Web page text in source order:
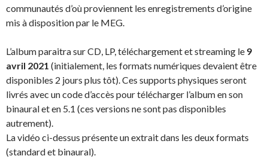
communautés d’où proviennent les enregistrements d’origine
mis à disposition par le MEG.
L’album paraitra sur CD, LP, téléchargement et streaming le 9
avril 2021 (initialement, les formats numériques devaient être
disponibles 2 jours plus tôt). Ces supports physiques seront
livrés avec un code d’accès pour télécharger l’album en son
binaural et en 5.1 (ces versions ne sont pas disponibles
autrement).
La vidéo ci-dessus présente un extrait dans les deux formats
(standard et binaural).